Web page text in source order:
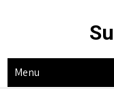
Menu